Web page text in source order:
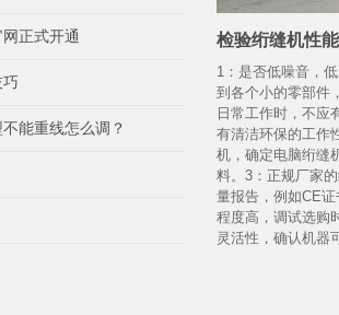
正式开通
巧
能重线怎么调？
检验绗缝机性
1：是否低噪音，
到各个小的零部件
日常工作时，不应
有清洁环保的工作
机，确定电脑绗缝
料。3：正规厂家
量报告，例如CE
程度高，调试选购
灵活性，确认机器